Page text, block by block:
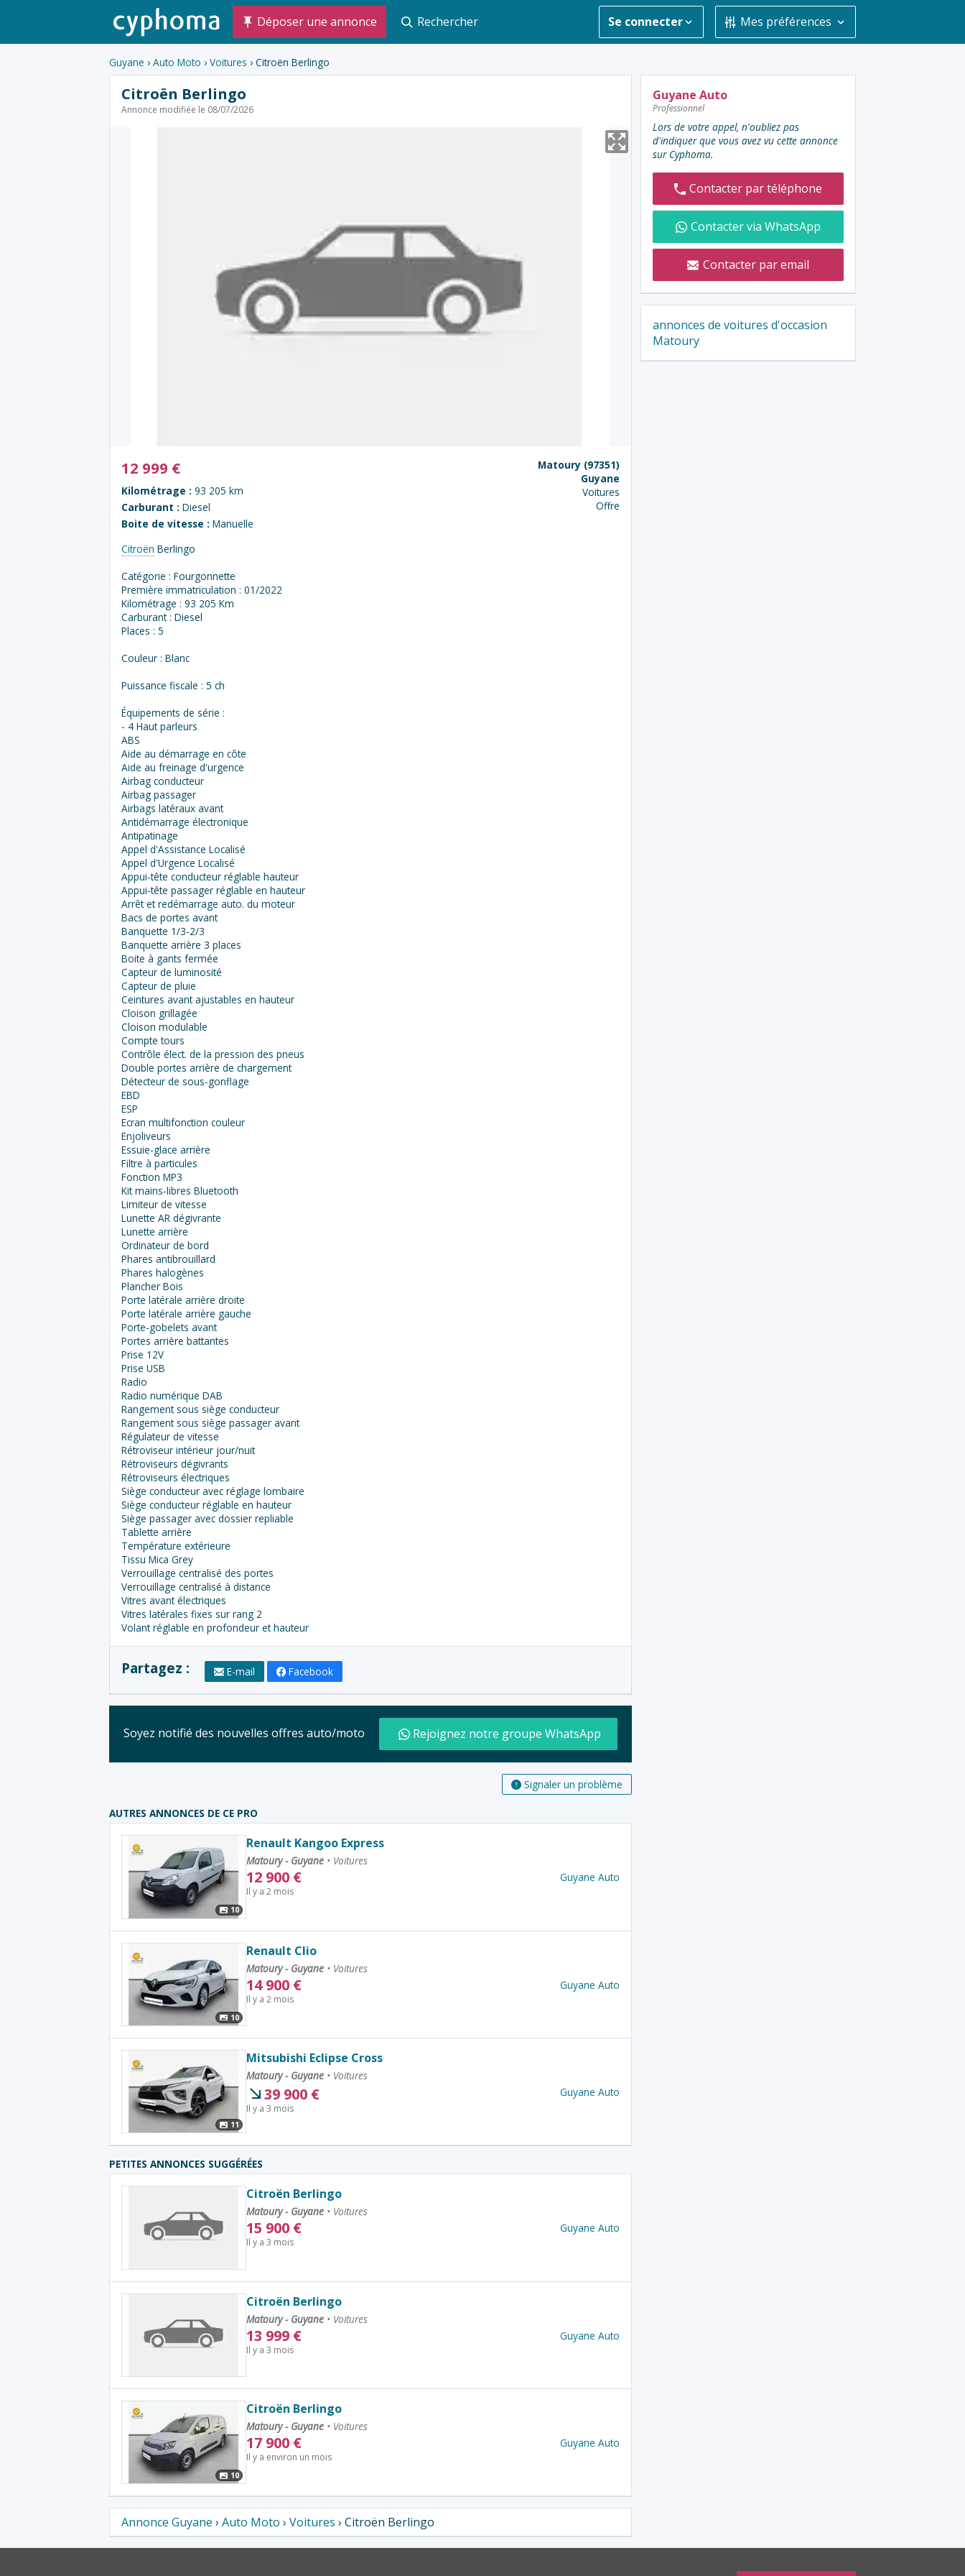
Déposer une annonce Rechercher Se connecter Mes préférences
Guyane › Auto Moto › Voitures › Citroën Berlingo
Citroën Berlingo
Annonce modifiée le 08/07/2026
12 999 €
Kilométrage : 93 205 km
Carburant : Diesel
Boite de vitesse : Manuelle
Matoury (97351)
Guyane
Voitures
Offre
Citroën Berlingo
Catégorie : Fourgonnette
Première immatriculation : 01/2022
Kilométrage : 93 205 Km
Carburant : Diesel
Places : 5
Couleur : Blanc
Puissance fiscale : 5 ch
Équipements de série :
- 4 Haut parleurs
ABS
Aide au démarrage en côte
Aide au freinage d'urgence
Airbag conducteur
Airbag passager
Airbags latéraux avant
Antidémarrage électronique
Antipatinage
Appel d'Assistance Localisé
Appel d'Urgence Localisé
Appui-tête conducteur réglable hauteur
Appui-tête passager réglable en hauteur
Arrêt et redémarrage auto. du moteur
Bacs de portes avant
Banquette 1/3-2/3
Banquette arrière 3 places
Boite à gants fermée
Capteur de luminosité
Capteur de pluie
Ceintures avant ajustables en hauteur
Cloison grillagée
Cloison modulable
Compte tours
Contrôle élect. de la pression des pneus
Double portes arrière de chargement
Détecteur de sous-gonflage
EBD
ESP
Ecran multifonction couleur
Enjoliveurs
Essuie-glace arrière
Filtre à particules
Fonction MP3
Kit mains-libres Bluetooth
Limiteur de vitesse
Lunette AR dégivrante
Lunette arrière
Ordinateur de bord
Phares antibrouillard
Phares halogènes
Plancher Bois
Porte latérale arrière droite
Porte latérale arrière gauche
Porte-gobelets avant
Portes arrière battantes
Prise 12V
Prise USB
Radio
Radio numérique DAB
Rangement sous siège conducteur
Rangement sous siège passager avant
Régulateur de vitesse
Rétroviseur intérieur jour/nuit
Rétroviseurs dégivrants
Rétroviseurs électriques
Siège conducteur avec réglage lombaire
Siège conducteur réglable en hauteur
Siège passager avec dossier repliable
Tablette arrière
Température extérieure
Tissu Mica Grey
Verrouillage centralisé des portes
Verrouillage centralisé à distance
Vitres avant électriques
Vitres latérales fixes sur rang 2
Volant réglable en profondeur et hauteur
Partagez : E-mail Facebook
Soyez notifié des nouvelles offres auto/moto Rejoignez notre groupe WhatsApp
Signaler un problème
AUTRES ANNONCES DE CE PRO
10
Renault Kangoo Express
Matoury - Guyane • Voitures
12 900 €
Il y a 2 mois
Guyane Auto
10
Renault Clio
Matoury - Guyane • Voitures
14 900 €
Il y a 2 mois
Guyane Auto
11
Mitsubishi Eclipse Cross
Matoury - Guyane • Voitures
39 900 €
Il y a 3 mois
Guyane Auto
PETITES ANNONCES SUGGÉRÉES
Citroën Berlingo
Matoury - Guyane • Voitures
15 900 €
Il y a 3 mois
Guyane Auto
Citroën Berlingo
Matoury - Guyane • Voitures
13 999 €
Il y a 3 mois
Guyane Auto
10
Citroën Berlingo
Matoury - Guyane • Voitures
17 900 €
Il y a environ un mois
Guyane Auto
Annonce Guyane › Auto Moto › Voitures › Citroën Berlingo
Contacter
l'annonceur
:
Guyane Auto
Professionnel
Lors de votre appel, n'oubliez pas
d'indiquer que vous avez vu cette annonce
sur Cyphoma.
Contacter par téléphone
Contacter via WhatsApp
Contacter par email
annonces de voitures d'occasion
Matoury